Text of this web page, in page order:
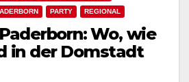
PARTY REGIONAL
Wo, wie
in der Domstadt